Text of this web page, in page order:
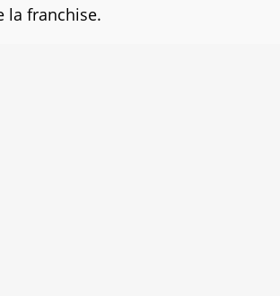
la franchise.